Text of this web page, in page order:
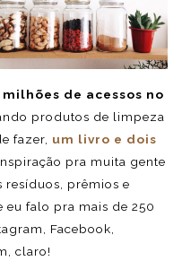
milhões de acessos no
produtos de limpeza
fazer, um livro e dois
pra muita gente
resíduos, prêmios e
eu falo pra mais de 250
Facebook,
claro!